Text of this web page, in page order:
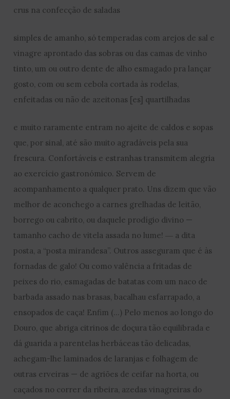
crus na confecção de saladas
simples de amanho, só temperadas com arejos de sal e
vinagre aprontado das sobras ou das camas de vinho
tinto, um ou outro dente de alho esmagado pra lançar
gosto, com ou sem cebola cortada às rodelas,
enfeitadas ou não de azeitonas [es] quartilhadas
e muito raramente entram no ajeite de caldos e sopas
que, por sinal, até são muito agradáveis pela sua
frescura. Confortáveis e estranhas transmitem alegria
ao exercício gastronómico. Servem de
acompanhamento a qualquer prato. Uns dizem que vão
melhor de aconchego a carnes grelhadas de leitão,
borrego ou cabrito, ou daquele prodígio divino —
tamanho cacho de vitela assada no lume! ― a dita
posta, a “posta mirandesa”. Outros asseguram que é às
fornadas de galo! Ou como valência a fritadas de
peixes do rio, esmagadas de batatas com um naco de
barbada assado nas brasas, bacalhau esfarrapado, a
ensopados de caça! Enfim (…) Pelo menos ao longo do
Douro, que abriga citrinos de doçura tão equilibrada e
dá guarida a parentelas herbáceas tão delicadas,
achegam-lhe laminados de laranjas e folhagem de
outras erveiras — de agriões de ceifar na horta, ou
caçados no correr da ribeira, azedas vinagreiras do